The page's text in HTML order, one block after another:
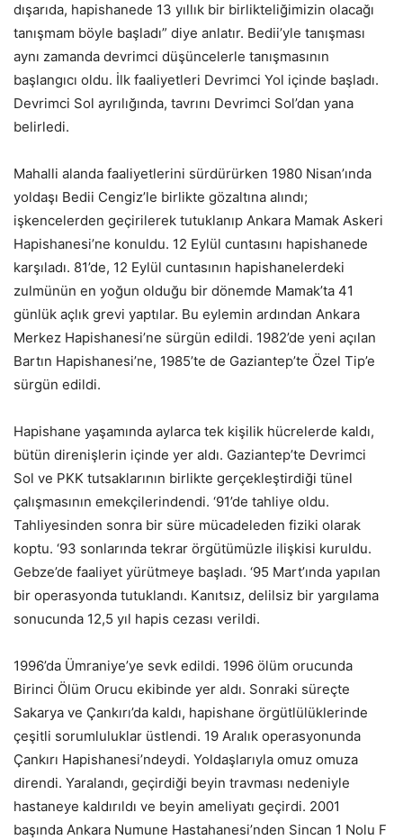
dışarıda, hapishanede 13 yıllık bir birlikteliğimizin olacağı
tanışmam böyle başladı” diye anlatır. Bedii’yle tanışması
aynı zamanda devrimci düşüncelerle tanışmasının
başlangıcı oldu. İlk faaliyetleri Devrimci Yol içinde başladı.
Devrimci Sol ayrılığında, tavrını Devrimci Sol’dan yana
belirledi.
Mahalli alanda faaliyetlerini sürdürürken 1980 Nisan’ında
yoldaşı Bedii Cengiz’le birlikte gözaltına alındı;
işkencelerden geçirilerek tutuklanıp Ankara Mamak Askeri
Hapishanesi’ne konuldu. 12 Eylül cuntasını hapishanede
karşıladı. 81’de, 12 Eylül cuntasının hapishanelerdeki
zulmünün en yoğun olduğu bir dönemde Mamak’ta 41
günlük açlık grevi yaptılar. Bu eylemin ardından Ankara
Merkez Hapishanesi’ne sürgün edildi. 1982’de yeni açılan
Bartın Hapishanesi’ne, 1985’te de Gaziantep’te Özel Tip’e
sürgün edildi.
Hapishane yaşamında aylarca tek kişilik hücrelerde kaldı,
bütün direnişlerin içinde yer aldı. Gaziantep’te Devrimci
Sol ve PKK tutsaklarının birlikte gerçekleştirdiği tünel
çalışmasının emekçilerindendi. ‘91’de tahliye oldu.
Tahliyesinden sonra bir süre mücadeleden fiziki olarak
koptu. ‘93 sonlarında tekrar örgütümüzle ilişkisi kuruldu.
Gebze’de faaliyet yürütmeye başladı. ‘95 Mart’ında yapılan
bir operasyonda tutuklandı. Kanıtsız, delilsiz bir yargılama
sonucunda 12,5 yıl hapis cezası verildi.
1996’da Ümraniye’ye sevk edildi. 1996 ölüm orucunda
Birinci Ölüm Orucu ekibinde yer aldı. Sonraki süreçte
Sakarya ve Çankırı’da kaldı, hapishane örgütlülüklerinde
çeşitli sorumluluklar üstlendi. 19 Aralık operasyonunda
Çankırı Hapishanesi’ndeydi. Yoldaşlarıyla omuz omuza
direndi. Yaralandı, geçirdiği beyin travması nedeniyle
hastaneye kaldırıldı ve beyin ameliyatı geçirdi. 2001
başında Ankara Numune Hastahanesi’nden Sincan 1 Nolu F